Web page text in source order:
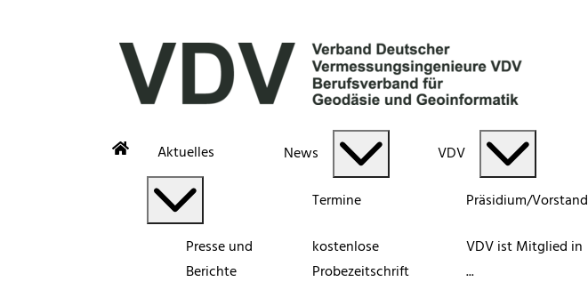
Aktuelles
Presse und
Berichte
News
Termine
kostenlose
Probezeitschrift
VDV
Präsidium/Vorstand
VDV ist Mitglied in
...